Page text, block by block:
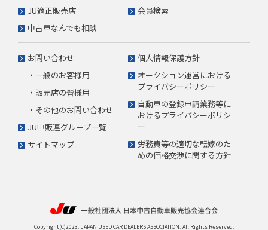
JU適正販売店
会員検索
中古車なんでも相談
お問い合わせ
・一般のお客様用
・販売店の皆様用
・その他のお問い合わせ
JU中販連グループ一覧
サイトマップ
個人情報保護方針
オークション運営における
プライバシーポリシー
自動車の登録申請業務等に
おけるプライバシーポリシ
ー
労務費等の適切な転嫁のた
めの価格交渉に関する方針
Copyright(C)2023. JAPAN USED CAR DEALERS ASSOCIATION. All Rights Reserved.